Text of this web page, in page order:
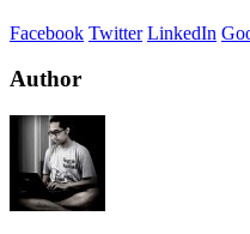
Facebook Twitter LinkedIn
Author